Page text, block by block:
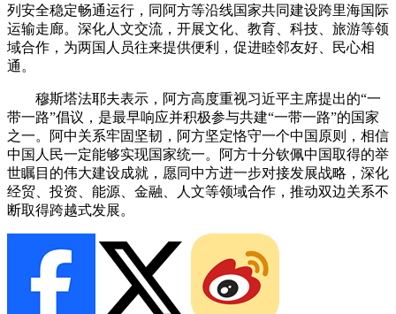
列安全稳定畅通运行，同阿方等沿线国家共同建设跨里海国际
运输走廊。深化人文交流，开展文化、教育、科技、旅游等领
域合作，为两国人员往来提供便利，促进睦邻友好、民心相
通。
穆斯塔法耶夫表示，阿方高度重视习近平主席提出的“一
带一路”倡议，是最早响应并积极参与共建“一带一路”的国家
之一。阿中关系牢固坚韧，阿方坚定恪守一个中国原则，相信
中国人民一定能够实现国家统一。阿方十分钦佩中国取得的举
世瞩目的伟大建设成就，愿同中方进一步对接发展战略，深化
经贸、投资、能源、金融、人文等领域合作，推动双边关系不
断取得跨越式发展。